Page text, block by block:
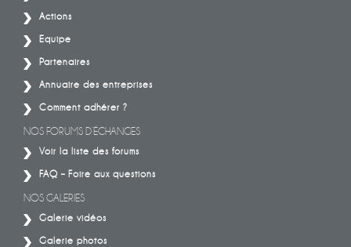
Actions
Equipe
Partenaires
Annuaire des entreprises
Comment adhérer ?
NOS FORUMS D’ÉCHANGES
Voir la liste des forums
FAQ – Foire aux questions
NOS GALERIES
Galerie vidéos
Galerie photos